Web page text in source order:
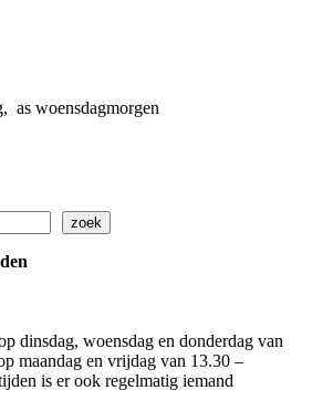
as woensdagmorgen
zoek
dinsdag, woensdag en donderdag van
maandag en vrijdag van 13.30 –
is er ook regelmatig iemand